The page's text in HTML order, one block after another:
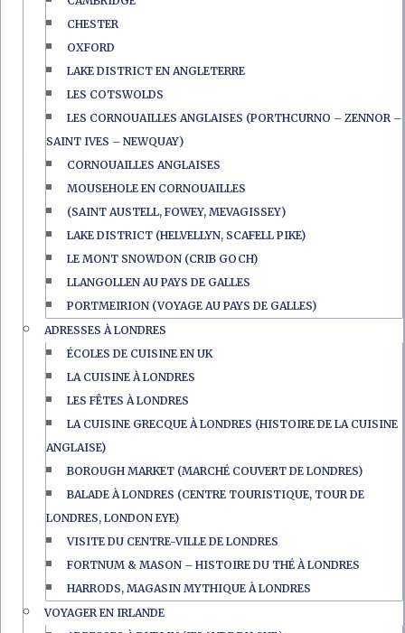
CHESTER
OXFORD
LAKE DISTRICT EN ANGLETERRE
LES COTSWOLDS
LES CORNOUAILLES ANGLAISES (PORTHCURNO – ZENNOR –
SAINT IVES – NEWQUAY)
CORNOUAILLES ANGLAISES
MOUSEHOLE EN CORNOUAILLES
(SAINT AUSTELL, FOWEY, MEVAGISSEY)
LAKE DISTRICT (HELVELLYN, SCAFELL PIKE)
LE MONT SNOWDON (CRIB GOCH)
LLANGOLLEN AU PAYS DE GALLES
PORTMEIRION (VOYAGE AU PAYS DE GALLES)
ADRESSES À LONDRES
ÉCOLES DE CUISINE EN UK
LA CUISINE À LONDRES
LES FÊTES À LONDRES
LA CUISINE GRECQUE À LONDRES (HISTOIRE DE LA CUISINE
ANGLAISE)
BOROUGH MARKET (MARCHÉ COUVERT DE LONDRES)
BALADE À LONDRES (CENTRE TOURISTIQUE, TOUR DE
LONDRES, LONDON EYE)
VISITE DU CENTRE-VILLE DE LONDRES
FORTNUM & MASON – HISTOIRE DU THÉ À LONDRES
HARRODS, MAGASIN MYTHIQUE À LONDRES
VOYAGER EN IRLANDE